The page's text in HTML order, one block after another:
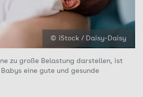
© iStock / Daisy-Daisy
zu große Belastung darstellen, ist
eine gute und gesunde